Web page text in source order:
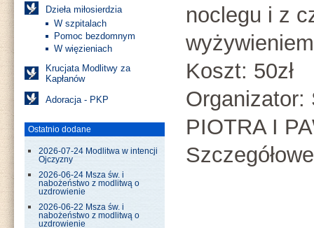
Dzieła miłosierdzia
W szpitalach
Pomoc bezdomnym
W więzieniach
Krucjata Modlitwy za
Kapłanów
Adoracja - PKP
Ostatnio dodane
2026-07-24 Modlitwa w intencji
Ojczyzny
2026-06-24 Msza św. i
nabożeństwo z modlitwą o
uzdrowienie
2026-06-22 Msza św. i
nabożeństwo z modlitwą o
uzdrowienie
noclegu i z
wyżywieniem
Koszt: 50zł
Organizator:
PIOTRA I